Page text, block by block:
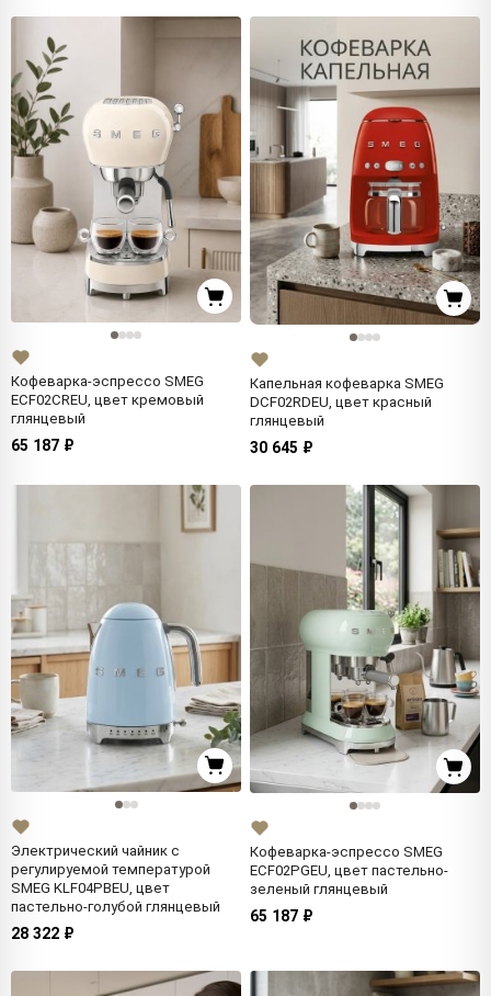
Кофеварка-эспрессо SMEG
ECF02CREU, цвет кремовый
глянцевый
65 187 ₽
Капельная кофеварка SMEG
DCF02RDEU, цвет красный
глянцевый
30 645 ₽
Электрический чайник с
регулируемой температурой
SMEG KLF04PBEU, цвет
пастельно-голубой глянцевый
28 322 ₽
Кофеварка-эспрессо SMEG
ECF02PGEU, цвет пастельно-
зеленый глянцевый
65 187 ₽